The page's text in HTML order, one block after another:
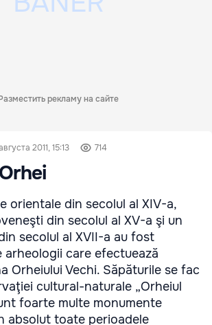
рекламу на сайте
2011, 15:13 714
orientale din secolul al XIV-a,
din secolul al XV-a şi un
secolul al XVII-a au fost
arheologii care efectuează
Orheiului Vechi. Săpăturile se fac
cultural-naturale „Orheiul
foarte multe monumente
absolut toate perioadele